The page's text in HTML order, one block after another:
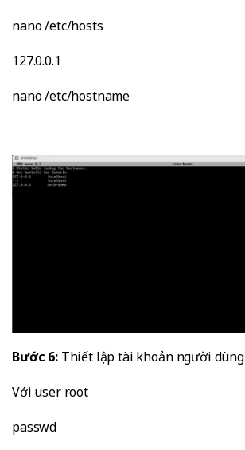
nano /etc/hosts
127.0.0.1
nano /etc/hostname
Bước 6: Thiết lập tài khoản người dùng
Với user root
passwd